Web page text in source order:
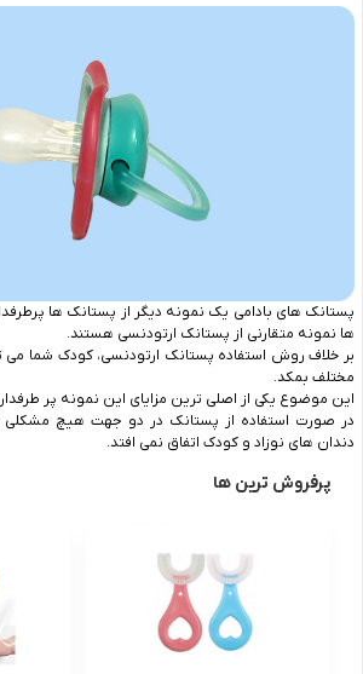
پستانک های بادامی یک نمونه دیگر از پستانک ها
ها نمونه متقارنی از پستانک ارتودنسی هستند.
بر خلاف روش استفاده پستانک ارتودنسی، کودک شما می
مختلف بمکد.
این موضوع یکی از اصلی ترین مزایای این نمونه پر
در صورت استفاده از پستانک در دو جهت هیچ مشکلی
دندان های نوزاد و کودک اتفاق نمی افتد.
پرفروش ترین ها